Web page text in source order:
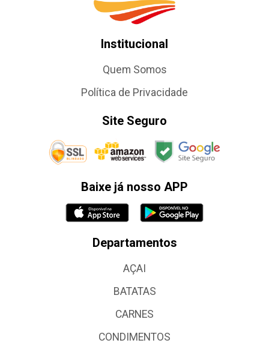
Institucional
Quem Somos
Política de Privacidade
Site Seguro
Baixe já nosso APP
Departamentos
AÇAI
BATATAS
CARNES
CONDIMENTOS